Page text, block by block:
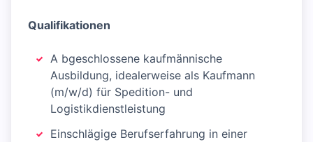
Qualifikationen
A bgeschlossene kaufmännische
Ausbildung, idealerweise als Kaufmann
(m/w/d) für Spedition- und
Logistikdienstleistung
Einschlägige Berufserfahrung in einer